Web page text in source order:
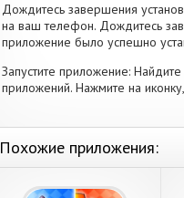
Дождитесь завершения
на ваш телефон. Дождитесь
приложение было успешно
Запустите приложение:
приложений. Нажмите на
Похожие приложения: